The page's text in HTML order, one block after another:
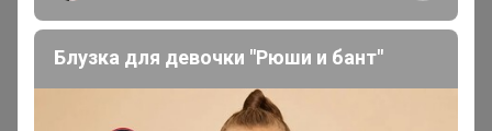
140р
Блузка для девочки "Рюши и бант"